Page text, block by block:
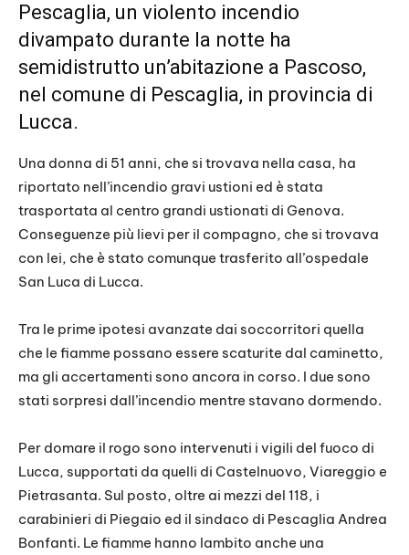
Pescaglia, un violento incendio
divampato durante la notte ha
semidistrutto un’abitazione a Pascoso,
nel comune di Pescaglia, in provincia di
Lucca.
Una donna di 51 anni, che si trovava nella casa, ha
riportato nell’incendio gravi ustioni ed è stata
trasportata al centro grandi ustionati di Genova.
Conseguenze più lievi per il compagno, che si trovava
con lei, che è stato comunque trasferito all’ospedale
San Luca di Lucca.
Tra le prime ipotesi avanzate dai soccorritori quella
che le fiamme possano essere scaturite dal caminetto,
ma gli accertamenti sono ancora in corso. I due sono
stati sorpresi dall’incendio mentre stavano dormendo.
Per domare il rogo sono intervenuti i vigili del fuoco di
Lucca, supportati da quelli di Castelnuovo, Viareggio e
Pietrasanta. Sul posto, oltre ai mezzi del 118, i
carabinieri di Piegaio ed il sindaco di Pescaglia Andrea
Bonfanti. Le fiamme hanno lambito anche una